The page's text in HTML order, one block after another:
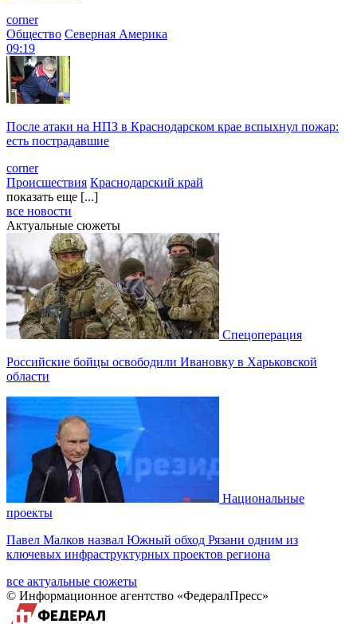
corner
Общество Северная Америка
09:19
После атаки на НПЗ в Краснодарском крае вспыхнул пожар:
есть пострадавшие
corner
Происшествия Краснодарский край
показать еще [...]
все новости
Актуальные сюжеты
Спецоперация
Российские бойцы освободили Ивановку в Харьковской
области
Национальные
проекты
Павел Малков назвал Южный обход Рязани одним из
ключевых инфраструктурных проектов региона
все актуальные сюжеты
© Информационное агентство «ФедералПресс»